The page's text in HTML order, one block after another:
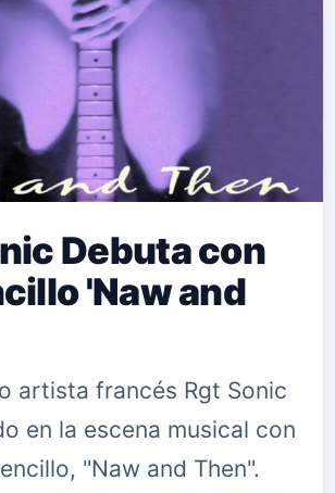
Debuta con
'Naw and
artista francés Rgt Sonic
en la escena musical con
"Naw and Then".